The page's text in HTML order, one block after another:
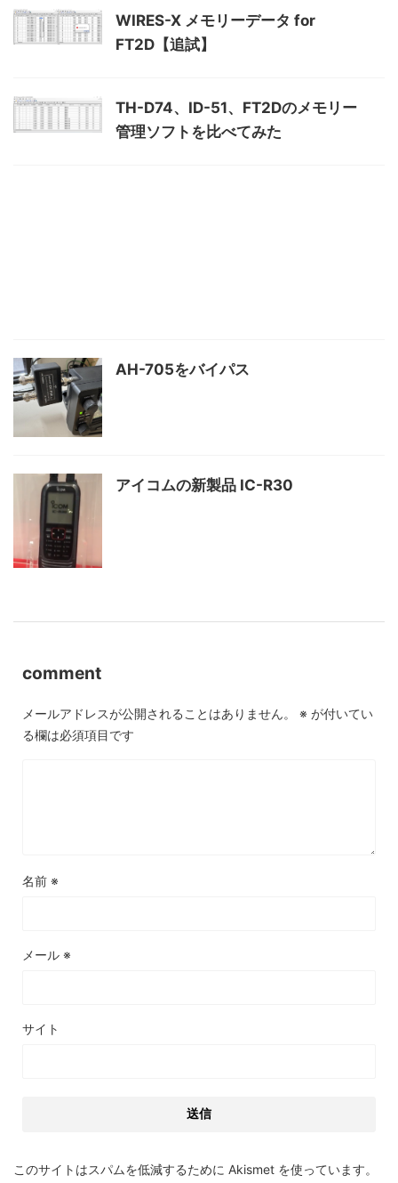
WIRES-X メモリーデータ for
FT2D【追試】
TH-D74、ID-51、FT2Dのメモリー
管理ソフトを比べてみた
AH-705をバイパス
アイコムの新製品 IC-R30
comment
メールアドレスが公開されることはありません。 ※ が付いてい
る欄は必須項目です
名前 ※
メール ※
サイト
このサイトはスパムを低減するために Akismet を使っています。